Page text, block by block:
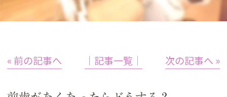
« 前の記事へ │記事一覧│ 次の記事へ »